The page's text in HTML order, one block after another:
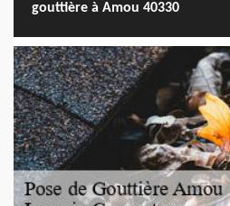
gouttière à Amou 40330